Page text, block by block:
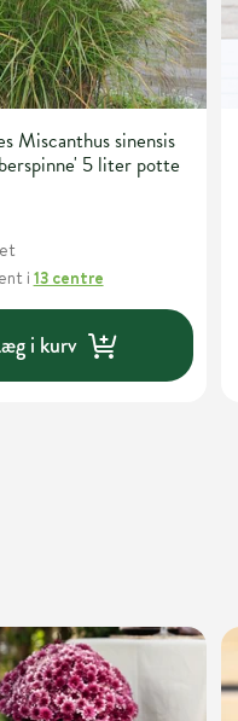
Miscanthus sinensis
5 liter potte
i 13 centre
i kurv